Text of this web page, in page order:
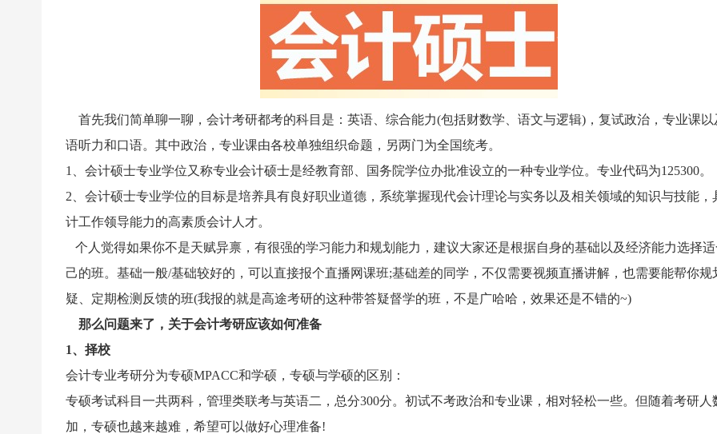
首先我们简单聊一聊，会计考研都考的科目是：英语、综合能力(包括财数学、语文与逻辑)，复试政治，专业课以
语听力和口语。其中政治，专业课由各校单独组织命题，另两门为全国统考。
1、会计硕士专业学位又称专业会计硕士是经教育部、国务院学位办批准设立的一种专业学位。专业代码为125300。
2、会计硕士专业学位的目标是培养具有良好职业道德，系统掌握现代会计理论与实务以及相关领域的知识与技能，
计工作领导能力的高素质会计人才。
个人觉得如果你不是天赋异禀，有很强的学习能力和规划能力，建议大家还是根据自身的基础以及经济能力选择
己的班。基础一般/基础较好的，可以直接报个直播网课班;基础差的同学，不仅需要视频直播讲解，也需要能帮你规
疑、定期检测反馈的班(我报的就是高途考研的这种带答疑督学的班，不是广哈哈，效果还是不错的~)
那么问题来了，关于会计考研应该如何准备
1、择校
会计专业考研分为专硕MPACC和学硕，专硕与学硕的区别：
专硕考试科目一共两科，管理类联考与英语二，总分300分。初试不考政治和专业课，相对轻松一些。但随着考研人
加，专硕也越来越难，希望可以做好心理准备!